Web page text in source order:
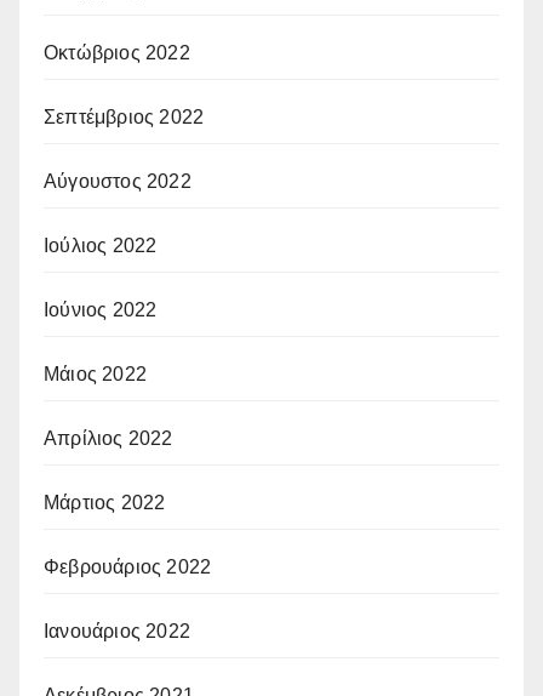
Οκτώβριος 2022
Σεπτέμβριος 2022
Αύγουστος 2022
Ιούλιος 2022
Ιούνιος 2022
Μάιος 2022
Απρίλιος 2022
Μάρτιος 2022
Φεβρουάριος 2022
Ιανουάριος 2022